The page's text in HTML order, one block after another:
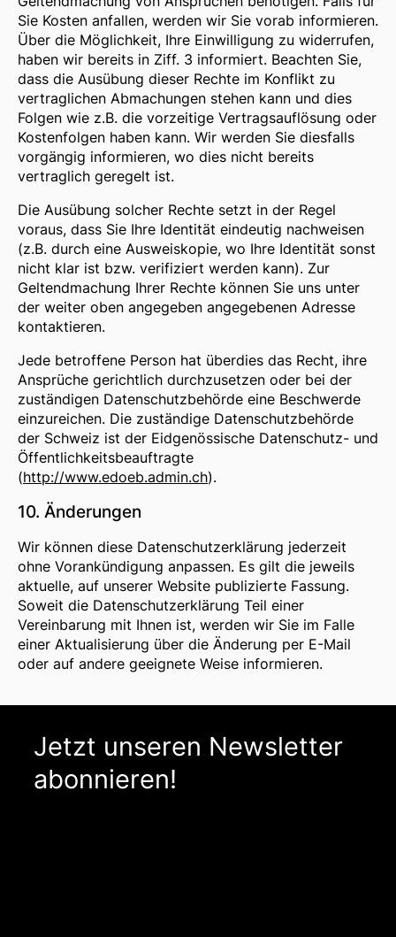
Sie Kosten anfallen, werden wir Sie vorab informieren.
Über die Möglichkeit, Ihre Einwilligung zu widerrufen,
haben wir bereits in Ziff. 3 informiert. Beachten Sie,
dass die Ausübung dieser Rechte im Konflikt zu
vertraglichen Abmachungen stehen kann und dies
Folgen wie z.B. die vorzeitige Vertragsauflösung oder
Kostenfolgen haben kann. Wir werden Sie diesfalls
vorgängig informieren, wo dies nicht bereits
vertraglich geregelt ist.
Die Ausübung solcher Rechte setzt in der Regel
voraus, dass Sie Ihre Identität eindeutig nachweisen
(z.B. durch eine Ausweiskopie, wo Ihre Identität sonst
nicht klar ist bzw. verifiziert werden kann). Zur
Geltendmachung Ihrer Rechte können Sie uns unter
der weiter oben angegeben angegebenen Adresse
kontaktieren.
Jede betroffene Person hat überdies das Recht, ihre
Ansprüche gerichtlich durchzusetzen oder bei der
zuständigen Datenschutzbehörde eine Beschwerde
einzureichen. Die zuständige Datenschutzbehörde
der Schweiz ist der Eidgenössische Datenschutz- und
Öffentlichkeitsbeauftragte
(http://www.edoeb.admin.ch).
10. Änderungen
Wir können diese Datenschutzerklärung jederzeit
ohne Vorankündigung anpassen. Es gilt die jeweils
aktuelle, auf unserer Website publizierte Fassung.
Soweit die Datenschutzerklärung Teil einer
Vereinbarung mit Ihnen ist, werden wir Sie im Falle
einer Aktualisierung über die Änderung per E-Mail
oder auf andere geeignete Weise informieren.
Jetzt unseren Newsletter
abonnieren!